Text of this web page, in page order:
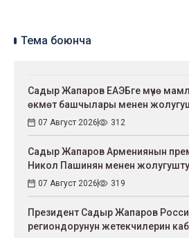
Тема боюнча
Садыр Жапаров ЕАЭБге мүчө
өкмөт башчылары менен
07 Август 2026 312
Садыр Жапаров Армениянын
Никол Пашинян менен жолугушту
07 Август 2026 319
Президент Садыр Жапаров
региондорунун жетекчилерин